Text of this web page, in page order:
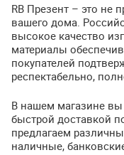
RB Презент – это не
вашего дома.
высокое качество
материалы
покупателей
респектабельно,
В нашем магазине вы
быстрой доставкой
предлагаем
наличные,